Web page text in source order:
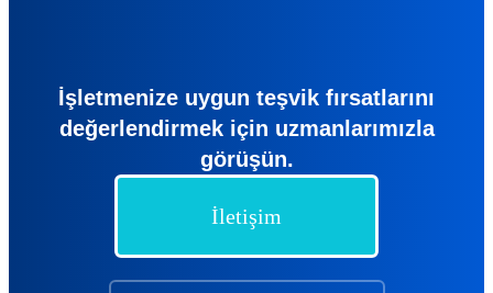
İşletmenize uygun teşvik fırsatlarını
değerlendirmek için uzmanlarımızla
görüşün.
İletişim